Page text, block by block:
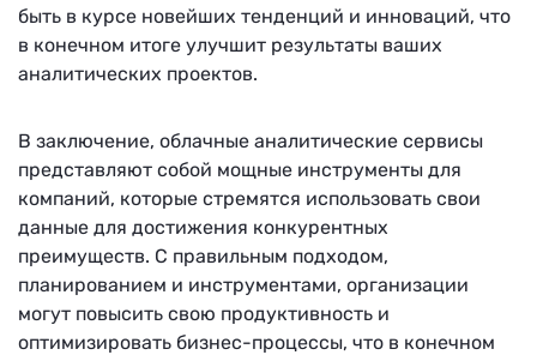
быть в курсе новейших тенденций и инноваций, что
в конечном итоге улучшит результаты ваших
аналитических проектов.
В заключение, облачные аналитические сервисы
представляют собой мощные инструменты для
компаний, которые стремятся использовать свои
данные для достижения конкурентных
преимуществ. С правильным подходом,
планированием и инструментами, организации
могут повысить свою продуктивность и
оптимизировать бизнес-процессы, что в конечном